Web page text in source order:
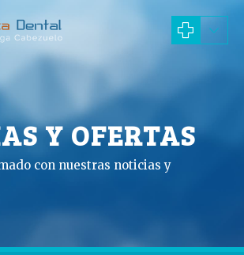
Y OFERTAS
con nuestras noticias y